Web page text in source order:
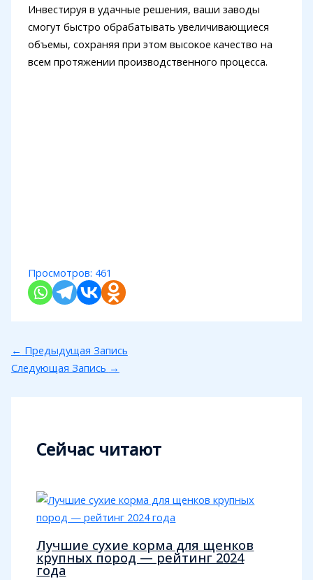
Инвестируя в удачные решения, ваши заводы
смогут быстро обрабатывать увеличивающиеся
объемы, сохраняя при этом высокое качество на
всем протяжении производственного процесса.
Просмотров: 461
← Предыдущая Запись
Следующая Запись →
Сейчас читают
Лучшие сухие корма для щенков
крупных пород — рейтинг 2024
года